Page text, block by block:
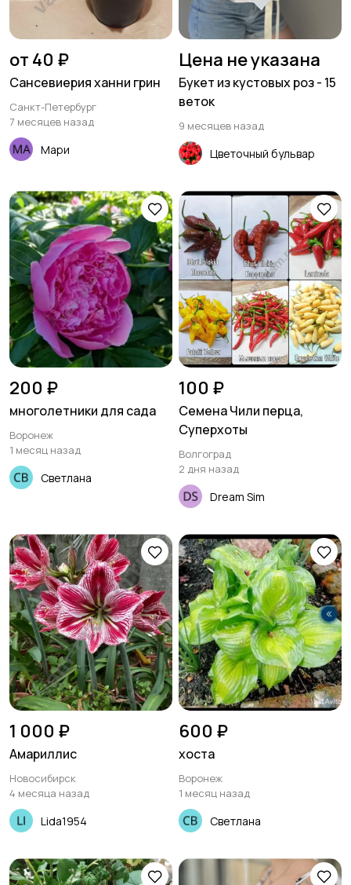
от 40 ₽
Сансевиерия ханни грин
Санкт-Петербург
7 месяцев назад
Мари
Цена не указана
Букет из кустовых роз - 15
веток
9 месяцев назад
Цветочный бульвар
200 ₽
многолетники для сада
Воронеж
1 месяц назад
Светлана
100 ₽
Семена Чили перца,
Суперхоты
Волгоград
2 дня назад
Dream Sim
1 000 ₽
Амариллис
Новосибирск
4 месяца назад
Lida1954
600 ₽
хоста
Воронеж
1 месяц назад
Светлана